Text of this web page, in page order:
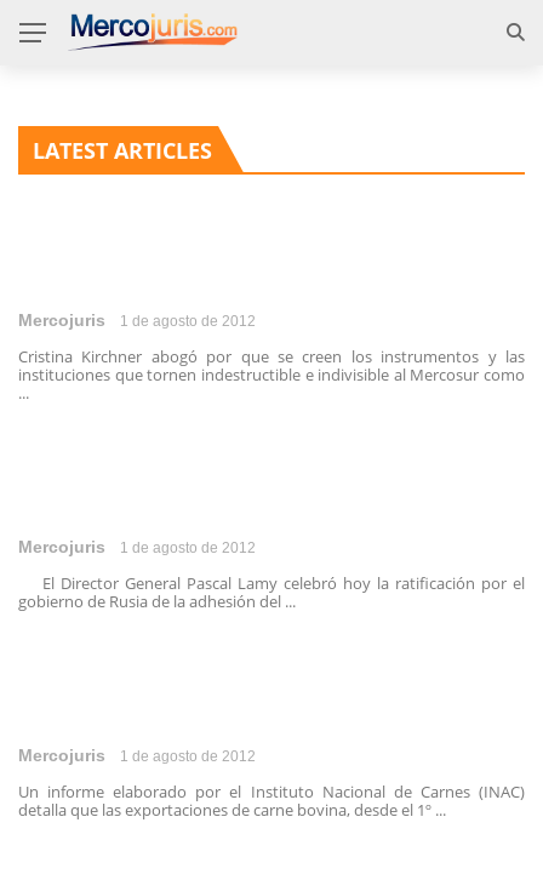
LATEST ARTICLES
Mercojuris 1 de agosto de 2012
Cristina Kirchner abogó por que se creen los instrumentos y las
instituciones que tornen indestructible e indivisible al Mercosur como
...
Mercojuris 1 de agosto de 2012
El Director General Pascal Lamy celebró hoy la ratificación por el
gobierno de Rusia de la adhesión del ...
Mercojuris 1 de agosto de 2012
Un informe elaborado por el Instituto Nacional de Carnes (INAC)
detalla que las exportaciones de carne bovina, desde el 1º ...